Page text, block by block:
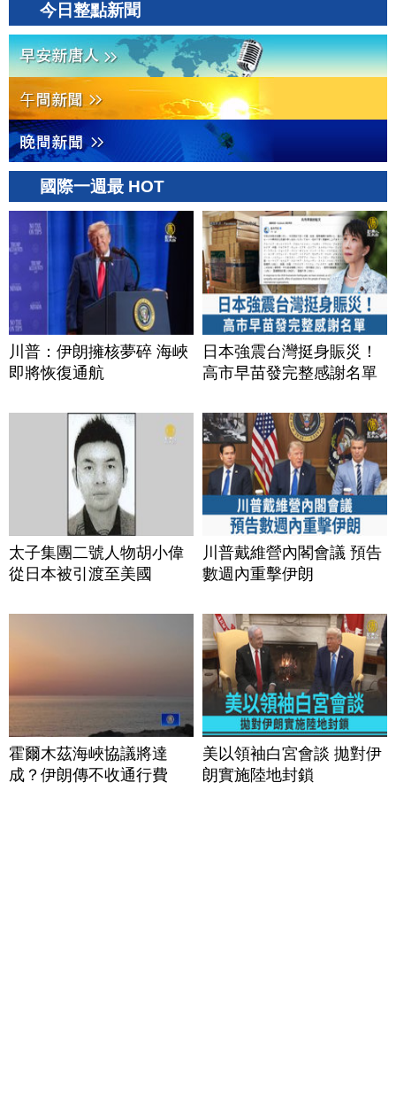
今日整點新聞
國際一週最 HOT
川普：伊朗擁核夢碎 海峽
即將恢復通航
日本強震台灣挺身賑災！
高市早苗發完整感謝名單
太子集團二號人物胡小偉
從日本被引渡至美國
川普戴維營內閣會議 預告
數週內重擊伊朗
霍爾木茲海峽協議將達
成？伊朗傳不收通行費
美以領袖白宮會談 拋對伊
朗實施陸地封鎖